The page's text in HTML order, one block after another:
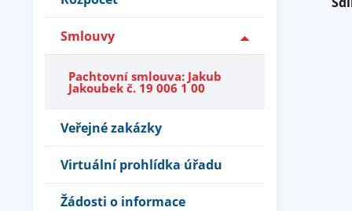
Smlouvy
Pachtovní smlouva: Jakub
Jakoubek č. 19 006 1 00
Veřejné zakázky
Virtuální prohlídka úřadu
Žádosti o informace